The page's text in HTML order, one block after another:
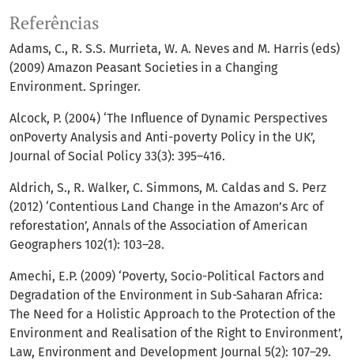
Referências
Adams, C., R. S.S. Murrieta, W. A. Neves and M. Harris (eds)
(2009) Amazon Peasant Societies in a Changing
Environment. Springer.
Alcock, P. (2004) ‘The Influence of Dynamic Perspectives
onPoverty Analysis and Anti-poverty Policy in the UK’,
Journal of Social Policy 33(3): 395–416.
Aldrich, S., R. Walker, C. Simmons, M. Caldas and S. Perz
(2012) ‘Contentious Land Change in the Amazon’s Arc of
reforestation’, Annals of the Association of American
Geographers 102(1): 103–28.
Amechi, E.P. (2009) ‘Poverty, Socio-Political Factors and
Degradation of the Environment in Sub-Saharan Africa:
The Need for a Holistic Approach to the Protection of the
Environment and Realisation of the Right to Environment’,
Law, Environment and Development Journal 5(2): 107–29.